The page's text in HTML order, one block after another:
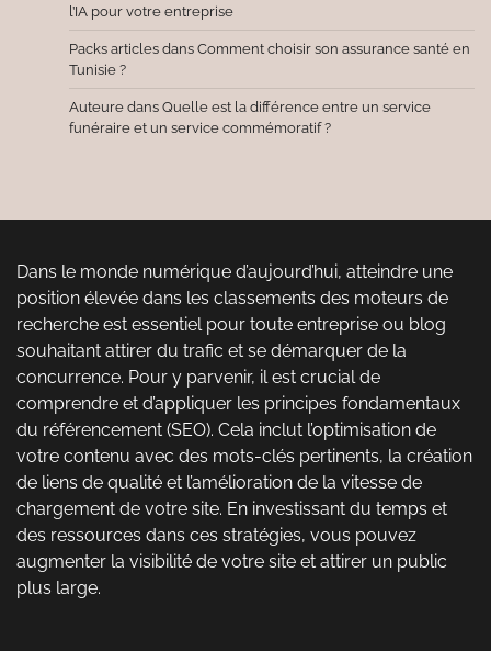
l’IA pour votre entreprise
Packs articles dans Comment choisir son assurance santé en
Tunisie ?
Auteure dans Quelle est la différence entre un service
funéraire et un service commémoratif ?
Dans le monde numérique d’aujourd’hui, atteindre une
position élevée dans les classements des moteurs de
recherche est essentiel pour toute entreprise ou blog
souhaitant attirer du trafic et se démarquer de la
concurrence. Pour y parvenir, il est crucial de
comprendre et d’appliquer les principes fondamentaux
du référencement (SEO). Cela inclut l’optimisation de
votre contenu avec des mots-clés pertinents, la création
de liens de qualité et l’amélioration de la vitesse de
chargement de votre site. En investissant du temps et
des ressources dans ces stratégies, vous pouvez
augmenter la visibilité de votre site et attirer un public
plus large.